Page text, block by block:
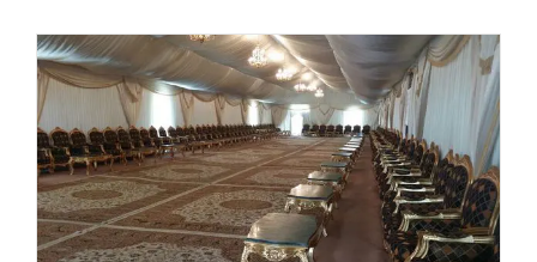
الكويت
|
ضيافة
الكويت
مغلقة